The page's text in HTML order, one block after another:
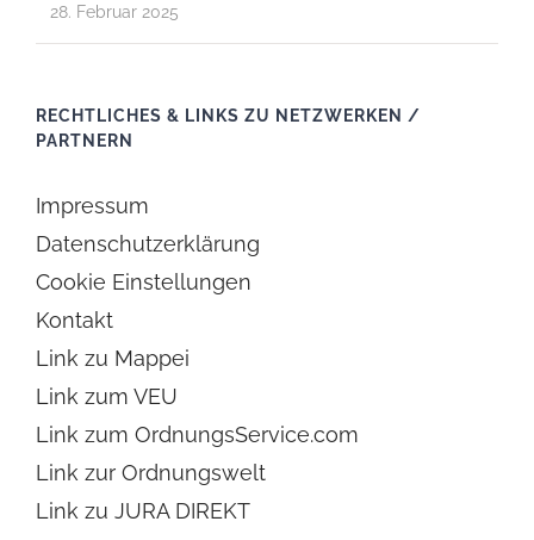
28. Februar 2025
RECHTLICHES & LINKS ZU NETZWERKEN /
PARTNERN
Impressum
Datenschutzerklärung
Cookie Einstellungen
Kontakt
Link zu Mappei
Link zum VEU
Link zum OrdnungsService.com
Link zur Ordnungswelt
Link zu JURA DIREKT